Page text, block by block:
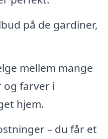
på de gardiner,
mellem mange
farver i
hjem.
– du får et